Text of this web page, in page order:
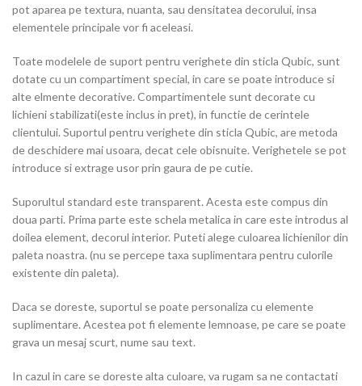
pot aparea pe textura, nuanta, sau densitatea decorului, insa
elementele principale vor fi aceleasi.
Toate modelele de suport pentru verighete din sticla Qubic, sunt
dotate cu un compartiment special, in care se poate introduce si
alte elmente decorative. Compartimentele sunt decorate cu
lichieni stabilizati(este inclus in pret), in functie de cerintele
clientului. Suportul pentru verighete din sticla Qubic, are metoda
de deschidere mai usoara, decat cele obisnuite. Verighetele se pot
introduce si extrage usor prin gaura de pe cutie.
Suporultul standard este transparent. Acesta este compus din
doua parti. Prima parte este schela metalica in care este introdus al
doilea element, decorul interior. Puteti alege culoarea lichienilor din
paleta noastra. (nu se percepe taxa suplimentara pentru culorile
existente din paleta).
Daca se doreste, suportul se poate personaliza cu elemente
suplimentare. Acestea pot fi elemente lemnoase, pe care se poate
grava un mesaj scurt, nume sau text.
In cazul in care se doreste alta culoare, va rugam sa ne contactati